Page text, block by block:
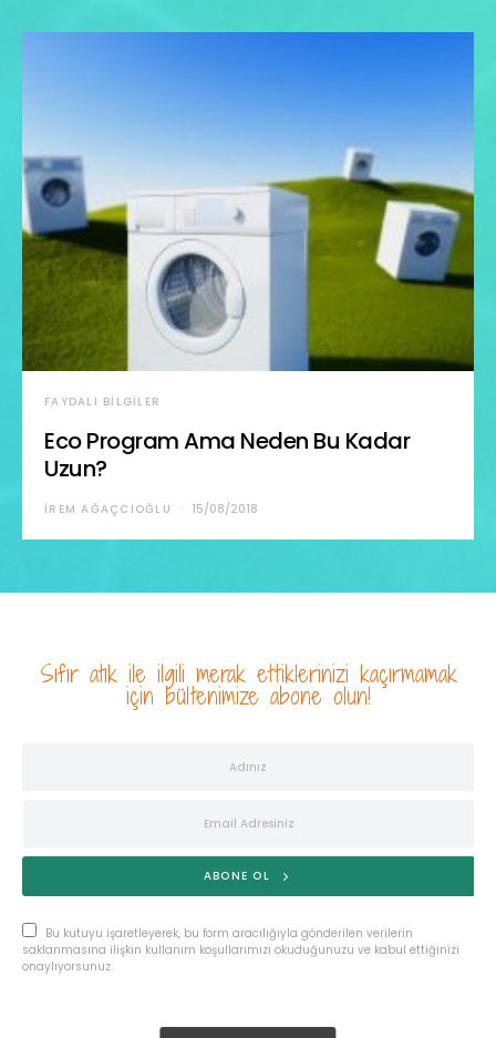
FAYDALI BILGILER
Eco Program Ama Neden Bu Kadar
Uzun?
İREM AĞAÇCIOĞLU 15/08/2018
Sıfır atık ile ilgili merak ettiklerinizi kaçırmamak
için bültenimize abone olun!
ABONE OL
Bu kutuyu işaretleyerek, bu form aracılığıyla gönderilen verilerin
saklanmasına ilişkin kullanım koşullarımızı okuduğunuzu ve kabul ettiğinizi
onaylıyorsunuz.